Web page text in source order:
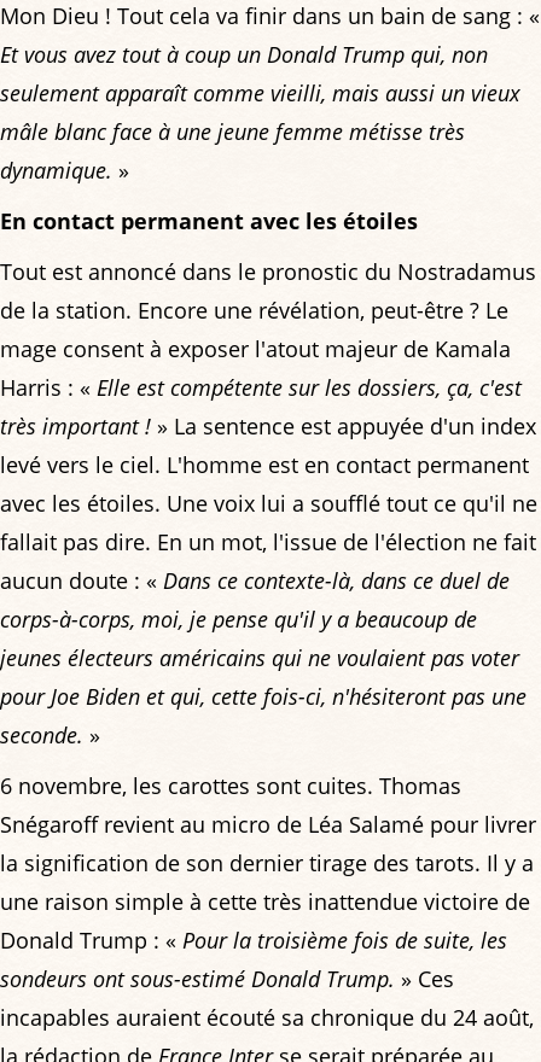
Mon Dieu ! Tout cela va finir dans un bain de sang : «
Et vous avez tout à coup un Donald Trump qui, non
seulement apparaît comme vieilli, mais aussi un vieux
mâle blanc face à une jeune femme métisse très
dynamique. »
En contact permanent avec les étoiles
Tout est annoncé dans le pronostic du Nostradamus
de la station. Encore une révélation, peut-être ? Le
mage consent à exposer l'atout majeur de Kamala
Harris : « Elle est compétente sur les dossiers, ça, c'est
très important ! » La sentence est appuyée d'un index
levé vers le ciel. L'homme est en contact permanent
avec les étoiles. Une voix lui a soufflé tout ce qu'il ne
fallait pas dire. En un mot, l'issue de l'élection ne fait
aucun doute : « Dans ce contexte-là, dans ce duel de
corps-à-corps, moi, je pense qu'il y a beaucoup de
jeunes électeurs américains qui ne voulaient pas voter
pour Joe Biden et qui, cette fois-ci, n'hésiteront pas une
seconde. »
6 novembre, les carottes sont cuites. Thomas
Snégaroff revient au micro de Léa Salamé pour livrer
la signification de son dernier tirage des tarots. Il y a
une raison simple à cette très inattendue victoire de
Donald Trump : « Pour la troisième fois de suite, les
sondeurs ont sous-estimé Donald Trump. » Ces
incapables auraient écouté sa chronique du 24 août,